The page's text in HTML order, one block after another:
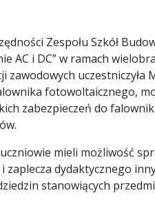
Zespołu Szkół
i DC” w ramach
uczestniczyła
fotowoltaicznego,
zabezpieczeń do
mieli możliwość
zaplecza dydaktycznego
stanowiących